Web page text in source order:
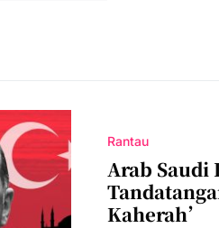
Rantau
Arab Saudi
Kaherah’